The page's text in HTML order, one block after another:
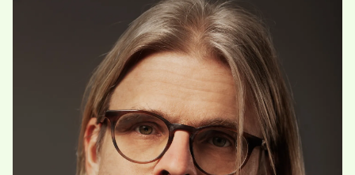
Nieuwsbrief
Over SLAA
Vacatures
Locaties